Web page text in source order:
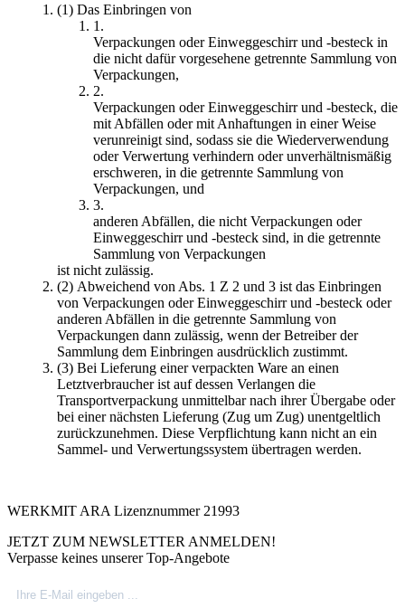
(1) Das Einbringen von
1.
Verpackungen oder Einweggeschirr und -besteck in
die nicht dafür vorgesehene getrennte Sammlung von
Verpackungen,
2.
Verpackungen oder Einweggeschirr und -besteck, die
mit Abfällen oder mit Anhaftungen in einer Weise
verunreinigt sind, sodass sie die Wiederverwendung
oder Verwertung verhindern oder unverhältnismäßig
erschweren, in die getrennte Sammlung von
Verpackungen, und
3.
anderen Abfällen, die nicht Verpackungen oder
Einweggeschirr und -besteck sind, in die getrennte
Sammlung von Verpackungen
ist nicht zulässig.
(2) Abweichend von Abs. 1 Z 2 und 3 ist das Einbringen
von Verpackungen oder Einweggeschirr und -besteck oder
anderen Abfällen in die getrennte Sammlung von
Verpackungen dann zulässig, wenn der Betreiber der
Sammlung dem Einbringen ausdrücklich zustimmt.
(3) Bei Lieferung einer verpackten Ware an einen
Letztverbraucher ist auf dessen Verlangen die
Transportverpackung unmittelbar nach ihrer Übergabe oder
bei einer nächsten Lieferung (Zug um Zug) unentgeltlich
zurückzunehmen. Diese Verpflichtung kann nicht an ein
Sammel- und Verwertungssystem übertragen werden.
WERKMIT ARA Lizenznummer 21993
JETZT ZUM NEWSLETTER ANMELDEN!
Verpasse keines unserer Top-Angebote